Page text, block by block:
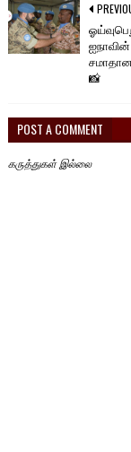
ஐநாவின்
📸
POST A COMMENT
கருத்துகள் இல்லை